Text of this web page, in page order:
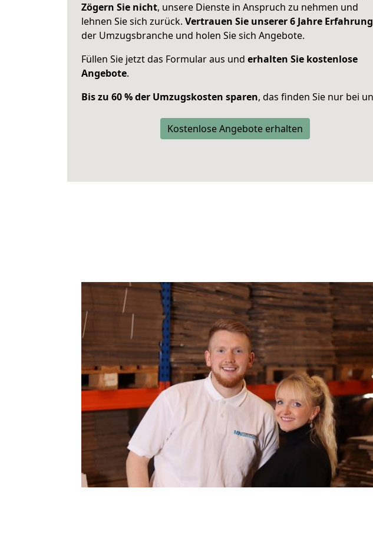
Zögern Sie nicht, unsere Dienste in Anspruch zu nehmen und
lehnen Sie sich zurück. Vertrauen Sie unserer 6 Jahre Erfahrung
der Umzugsbranche und holen Sie sich Angebote.
Füllen Sie jetzt das Formular aus und erhalten Sie kostenlose
Angebote.
Bis zu 60 % der Umzugskosten sparen, das finden Sie nur bei
Kostenlose Angebote erhalten